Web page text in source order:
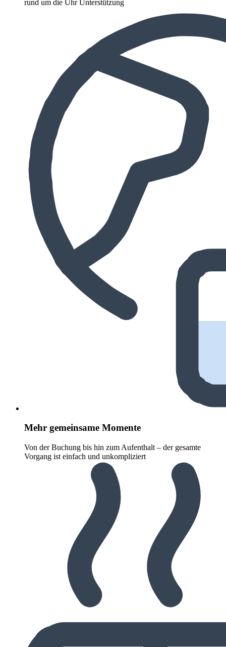
rund um die Uhr Unterstützung
Mehr gemeinsame Momente
Von der Buchung bis hin zum Aufenthalt – der gesamte
Vorgang ist einfach und unkompliziert